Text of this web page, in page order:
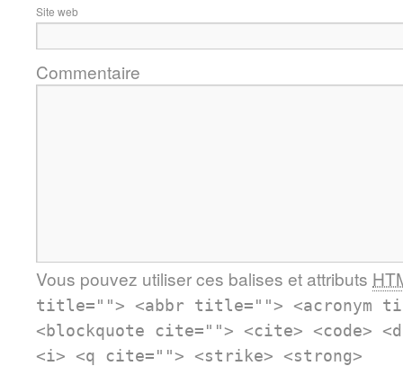
Site web
Commentaire
Vous pouvez utiliser ces balises et attributs
title=""> <abbr title=""> <acronym
<blockquote cite=""> <cite> <code>
<i> <q cite=""> <strike> <strong>